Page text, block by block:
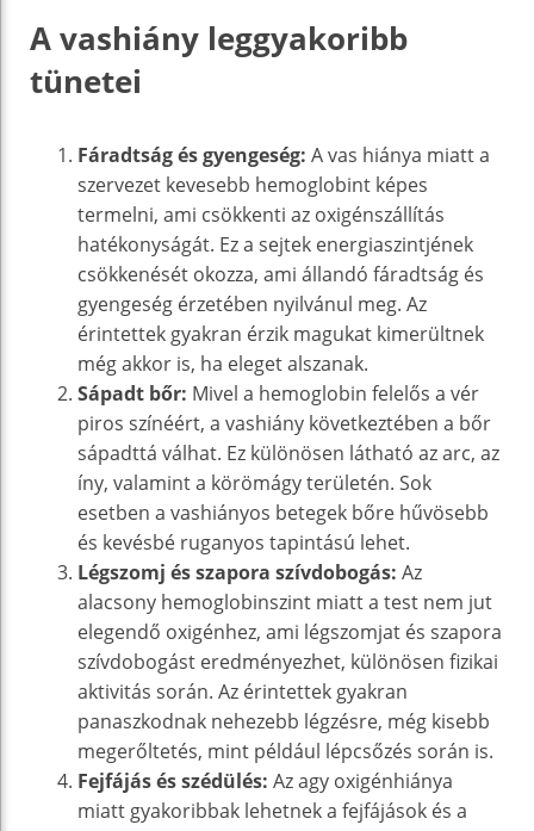
A vashiány leggyakoribb
tünetei
Fáradtság és gyengeség: A vas hiánya miatt a
szervezet kevesebb hemoglobint képes
termelni, ami csökkenti az oxigénszállítás
hatékonyságát. Ez a sejtek energiaszintjének
csökkenését okozza, ami állandó fáradtság és
gyengeség érzetében nyilvánul meg. Az
érintettek gyakran érzik magukat kimerültnek
még akkor is, ha eleget alszanak.
Sápadt bőr: Mivel a hemoglobin felelős a vér
piros színéért, a vashiány következtében a bőr
sápadttá válhat. Ez különösen látható az arc, az
íny, valamint a körömágy területén. Sok
esetben a vashiányos betegek bőre hűvösebb
és kevésbé ruganyos tapintású lehet.
Légszomj és szapora szívdobogás: Az
alacsony hemoglobinszint miatt a test nem jut
elegendő oxigénhez, ami légszomjat és szapora
szívdobogást eredményezhet, különösen fizikai
aktivitás során. Az érintettek gyakran
panaszkodnak nehezebb légzésre, még kisebb
megerőltetés, mint például lépcsőzés során is.
Fejfájás és szédülés: Az agy oxigénhiánya
miatt gyakoribbak lehetnek a fejfájások és a